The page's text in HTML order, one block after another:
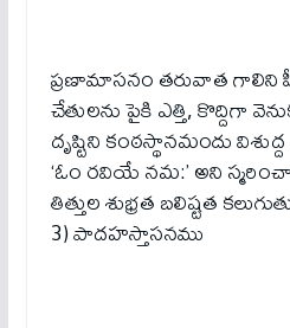
ప్రణామాసనం తరువాత గాలిని
చేతులను పైకి ఎత్తి, కొద్దిగా
దృష్టిని కంఠస్థానమందు
‘ఓం రవియే నమ:’ అని
తిత్తుల శుభ్రత బలిష్టత
3) పాదహస్తాసనము